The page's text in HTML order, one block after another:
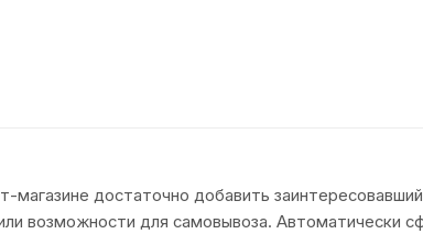
магазине достаточно добавить
возможности для самовывоза. Автоматически